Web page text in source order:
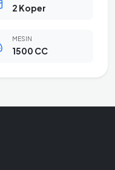
2 Koper
MESIN
1500 CC